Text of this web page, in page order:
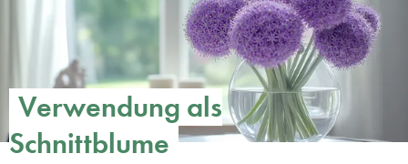
Verwendung als
Schnittblume